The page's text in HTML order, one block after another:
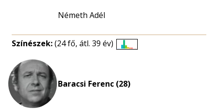
Németh Adél
Színészek:(24 fő, átl. 39 év)
Baracsi Ferenc (28)